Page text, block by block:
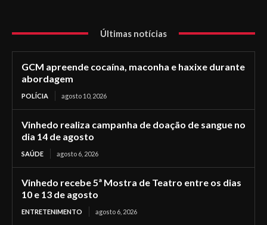
Últimas notícias
GCM apreende cocaína, maconha e haxixe durante
abordagem
POLÍCIA agosto 10, 2026
Vinhedo realiza campanha de doação de sangue no
dia 14 de agosto
SAÚDE agosto 6, 2026
Vinhedo recebe 5ª Mostra de Teatro entre os dias
10 e 13 de agosto
ENTRETENIMENTO agosto 6, 2026